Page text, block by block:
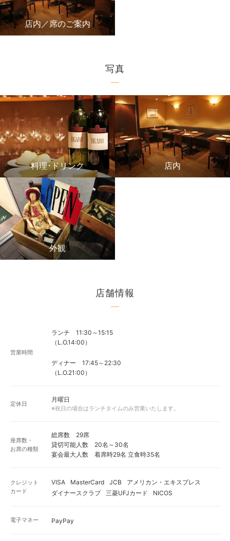
店内／席のご案内
写真
料理･ドリンク 店内
外観
店舗情報
営業時間
ランチ 11:30～15:15
（L.O.14:00）
ディナー 17:45～22:30
（L.O.21:00）
定休日
月曜日
※祝日の場合はランチタイムのみ営業いたします。
座席数・
お席の種類
総席数 29席
貸切可能人数 20名～30名
宴会最大人数 着席時29名 立食時35名
クレジット
カード
VISA MasterCard JCB
アメリカン・エキスプレス
ダイナースクラブ
三菱UFJカード NICOS
電子マネー PayPay